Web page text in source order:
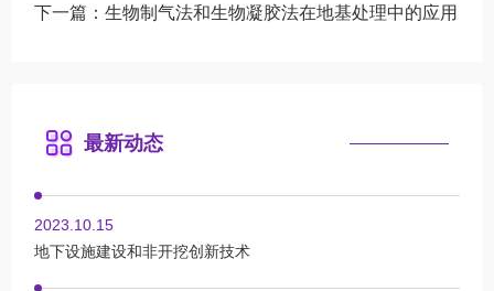
下一篇：生物制气法和生物凝胶法在地基处理中的应用
最新动态
2023.10.15
地下设施建设和非开挖创新技术